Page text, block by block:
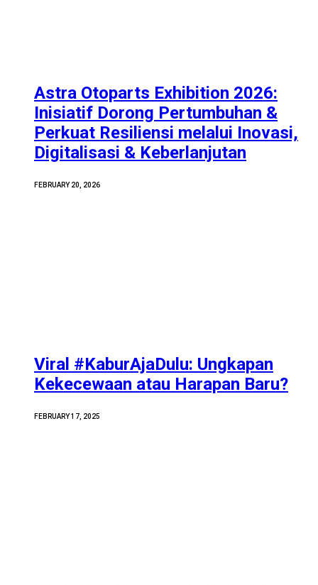
Astra Otoparts Exhibition 2026:
Inisiatif Dorong Pertumbuhan &
Perkuat Resiliensi melalui Inovasi,
Digitalisasi & Keberlanjutan
FEBRUARY 20, 2026
Viral #KaburAjaDulu: Ungkapan
Kekecewaan atau Harapan Baru?
FEBRUARY 17, 2025